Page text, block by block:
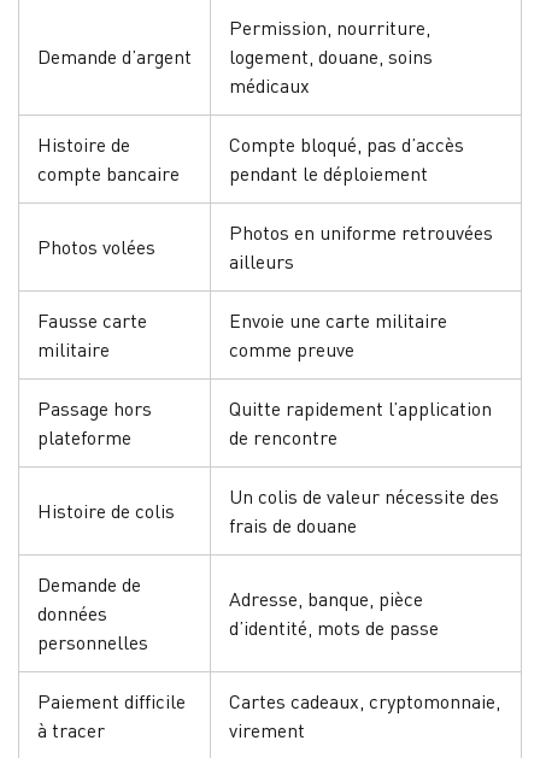
Demande d’argent
Permission, nourriture,
logement, douane, soins
médicaux
Histoire de
compte bancaire
Compte bloqué, pas d’accès
pendant le déploiement
Photos volées
Photos en uniforme retrouvées
ailleurs
Fausse carte
militaire
Envoie une carte militaire
comme preuve
Passage hors
plateforme
Quitte rapidement l’application
de rencontre
Histoire de colis
Un colis de valeur nécessite des
frais de douane
Demande de
données
personnelles
Adresse, banque, pièce
d’identité, mots de passe
Paiement difficile
à tracer
Cartes cadeaux, cryptomonnaie,
virement